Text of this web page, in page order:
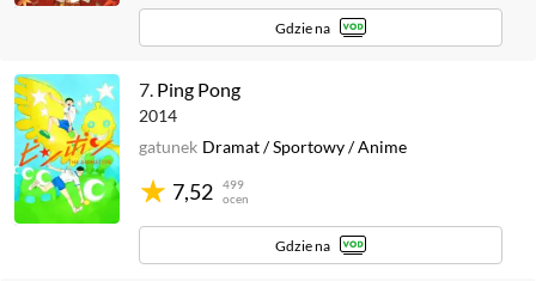
Gdzie na
7. Ping Pong
2014
7,52
499
ocen
gatunek Dramat/Sportowy/Anime
Gdzie na